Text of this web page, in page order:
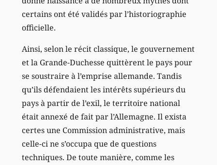
certains ont été validés par l’historiographie
officielle.
Ainsi, selon le récit classique, le gouvernement
et la Grande-Duchesse quittèrent le pays pour
se soustraire à l’emprise allemande. Tandis
qu’ils défendaient les intérêts supérieurs du
pays à partir de l’exil, le territoire national
était annexé de fait par l’Allemagne. Il exista
certes une Commission administrative, mais
celle-ci ne s’occupa que de questions
techniques. De toute manière, comme les